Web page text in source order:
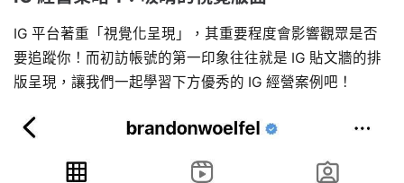
IG 平台著重「視覺化呈現」，其重要程度會影響觀眾是否
要追蹤你！而初訪帳號的第一印象往往就是 IG 貼文牆的排
版呈現，讓我們一起學習下方優秀的 IG 經營案例吧！